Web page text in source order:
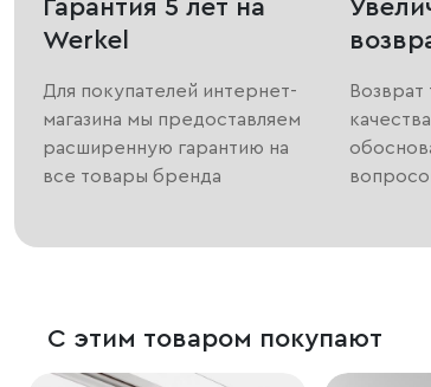
Гарантия 5 лет на
Werkel
Для покупателей интернет-
магазина мы предоставляем
расширенную гарантию на
все товары бренда
С этим товаром покупают